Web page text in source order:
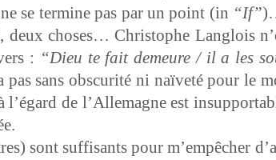
se ter­mine pas par un point (in “If”
deux choses… Christophe Lan­glois
: “Dieu te fait demeure / il a les
pas sans obscu­rité ni naïveté pour le
de l’Alle­magne est
sont suff­isants pour m’empêcher